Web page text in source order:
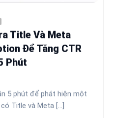
Title Và Meta
Để Tăng CTR
Phút
5 phút để phát hiện một
Title và Meta [...]